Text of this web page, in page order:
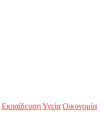
ΕκπαίδευσηΥγεία Οικονομία